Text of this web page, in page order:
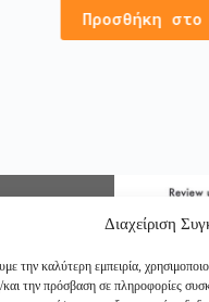
Διαχείριση
την καλύτερη εμπειρία,
την πρόσβαση σε πληροφορίες
Προσθήκη στο